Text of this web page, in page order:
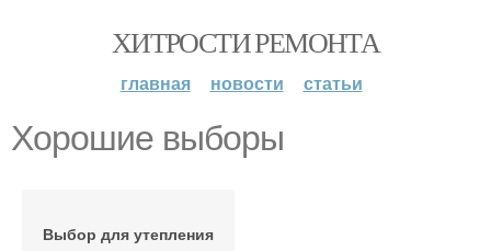
ХИТРОСТИ РЕМОНТА
главная новости статьи
Хорошие выборы
Выбор для утепления